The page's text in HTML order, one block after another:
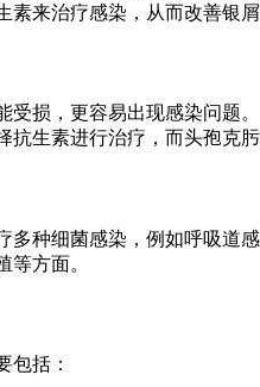
来治疗感染，从而改善银
损，更容易出现感染问题
生素进行治疗，而头孢克肟
种细菌感染，例如呼吸道
方面。
包括：